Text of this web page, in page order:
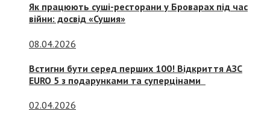
Як працюють суші-ресторани у Броварах під час
війни: досвід «Сушия»
08.04.2026
Встигни бути серед перших 100! Відкриття АЗС
EURO 5 з подарунками та суперцінами
02.04.2026